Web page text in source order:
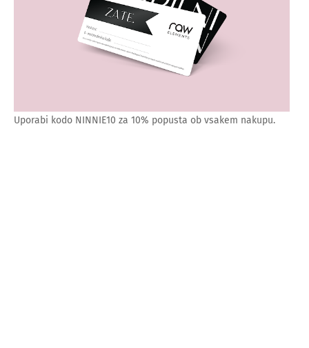
Uporabi kodo NINNIE10 za 10% popusta ob vsakem nakupu.